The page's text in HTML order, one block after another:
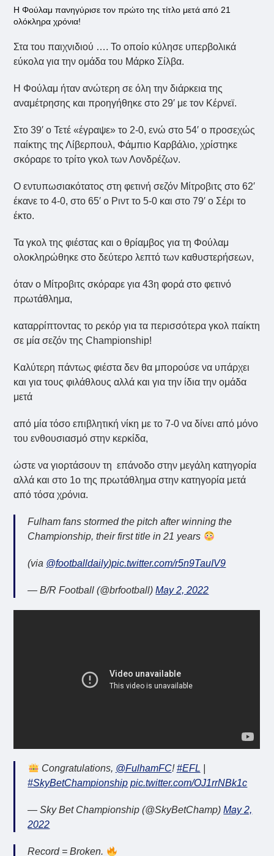
Η Φούλαμ πανηγύρισε τον πρώτο της τίτλο μετά από 21
ολόκληρα χρόνια!
Στα του παιχνιδιού …. Το οποίο κύλησε υπερβολικά
εύκολα για την ομάδα του Μάρκο Σίλβα.
Η Φούλαμ ήταν ανώτερη σε όλη την διάρκεια της
αναμέτρησης και προηγήθηκε στο 29′ με τον Κέρνεϊ.
Στο 39′ ο Τετέ «έγραψε» το 2-0, ενώ στο 54′ ο προσεχώς
παίκτης της Λίβερπουλ, Φάμπιο Καρβάλιο, χρίστηκε
σκόραρε το τρίτο γκολ των Λονδρέζων.
Ο εντυπωσιακότατος στη φετινή σεζόν Μίτροβιτς στο 62′
έκανε το 4-0, στο 65′ ο Ριντ το 5-0 και στο 79′ ο Σέρι το
έκτο.
Τα γκολ της φιέστας και ο θρίαμβος για τη Φούλαμ
ολοκληρώθηκε στο δεύτερο λεπτό των καθυστερήσεων,
όταν ο Μίτροβιτς σκόραρε για 43η φορά στο φετινό
πρωτάθλημα,
καταρρίπτοντας το ρεκόρ για τα περισσότερα γκολ παίκτη
σε μία σεζόν της Championship!
Καλύτερη πάντως φιέστα δεν θα μπορούσε να υπάρχει
και για τους φιλάθλους αλλά και για την ίδια την ομάδα
μετά
από μία τόσο επιβλητική νίκη με το 7-0 να δίνει από μόνο
του ενθουσιασμό στην κερκίδα,
ώστε να γιορτάσουν τη επάνοδο στην μεγάλη κατηγορία
αλλά και στο 1ο της πρωτάθλημα στην κατηγορία μετά
από τόσα χρόνια.
Fulham fans stormed the pitch after winning the
Championship, their first title in 21 years
(via @footballdaily)pic.twitter.com/r5n9TauIV9
— B/R Football (@brfootball)May 2, 2022
Congratulations, @FulhamFC!#EFL
#SkyBetChampionship pic.twitter.com/OJ1rrNBk1c
— Sky Bet Championship (@SkyBetChamp)May 2,
2022
Record = Broken.